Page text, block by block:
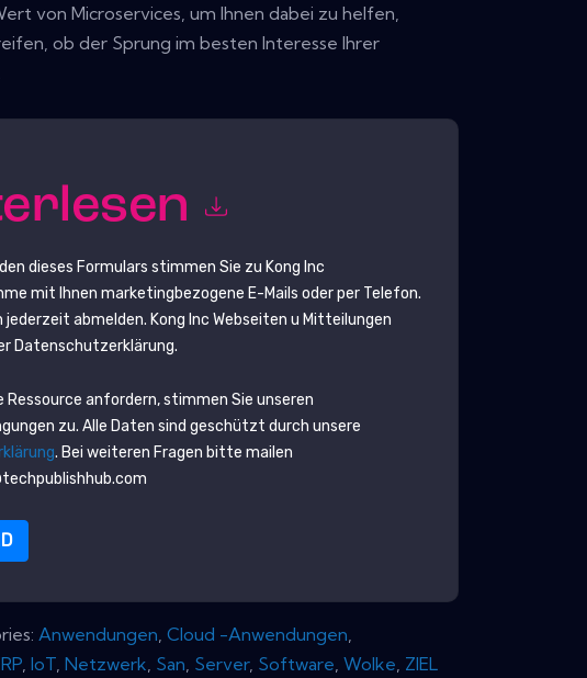
von Microservices, um Ihnen dabei zu helfen,
ob der Sprung im besten Interesse Ihrer
dieses Formulars stimmen Sie zu Kong Inc
mit Ihnen marketingbezogene E-Mails oder per Telefon.
jederzeit abmelden. Kong Inc Webseiten u Mitteilungen
Datenschutzerklärung.
Ressource anfordern, stimmen Sie unseren
zu. Alle Daten sind geschützt durch unsere
. Bei weiteren Fragen bitte mailen
Anwendungen ,Cloud -Anwendungen
,IoT ,Netzwerk San Server, Software ,Wolke ZIEL